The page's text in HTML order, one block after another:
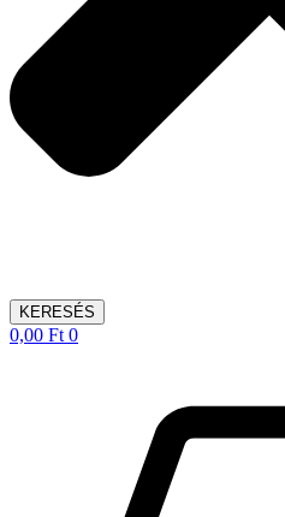
KERESÉS
0,00 Ft 0